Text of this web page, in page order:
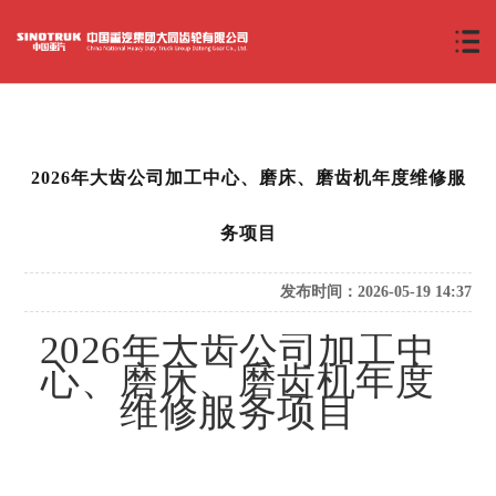
2026年大齿公司加工中心、磨床、磨齿机年度维修服
务项目
发布时间：2026-05-19 14:37
2026年大齿公司加工中
心、磨床、磨齿机年度
维修服务项目